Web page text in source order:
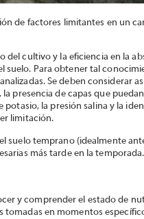
de factores limitantes en un
del cultivo y la eficiencia en la
suelo. Para obtener tal
Se deben considerar
presencia de capas que
potasio, la presión salina y la
limitación.
suelo temprano (idealmente
más tarde en la
y comprender el estado de
tomadas en momentos